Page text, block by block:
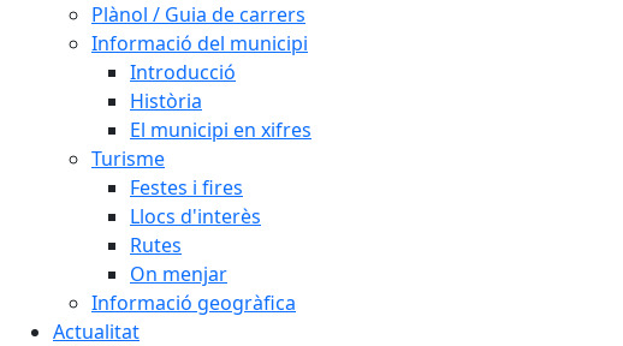
Plànol / Guia de carrers
Informació del municipi
Introducció
Història
El municipi en xifres
Turisme
Festes i fires
Llocs d'interès
Rutes
On menjar
Informació geogràfica
Actualitat